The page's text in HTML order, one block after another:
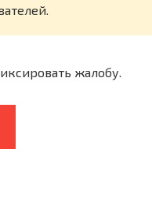
жалобу.